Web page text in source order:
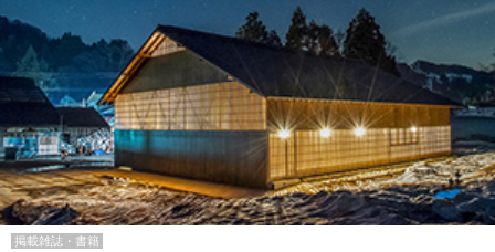
掲載雑誌・書籍